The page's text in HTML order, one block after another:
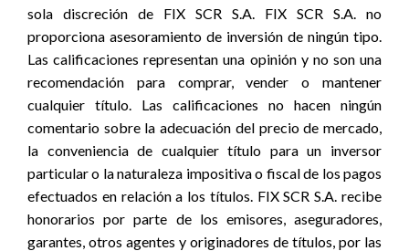
sola discreción de FIX SCR S.A. FIX SCR S.A. no
proporciona asesoramiento de inversión de ningún tipo.
Las calificaciones representan una opinión y no son una
recomendación para comprar, vender o mantener
cualquier título. Las calificaciones no hacen ningún
comentario sobre la adecuación del precio de mercado,
la conveniencia de cualquier título para un inversor
particular o la naturaleza impositiva o fiscal de los pagos
efectuados en relación a los títulos. FIX SCR S.A. recibe
honorarios por parte de los emisores, aseguradores,
garantes, otros agentes y originadores de títulos, por las